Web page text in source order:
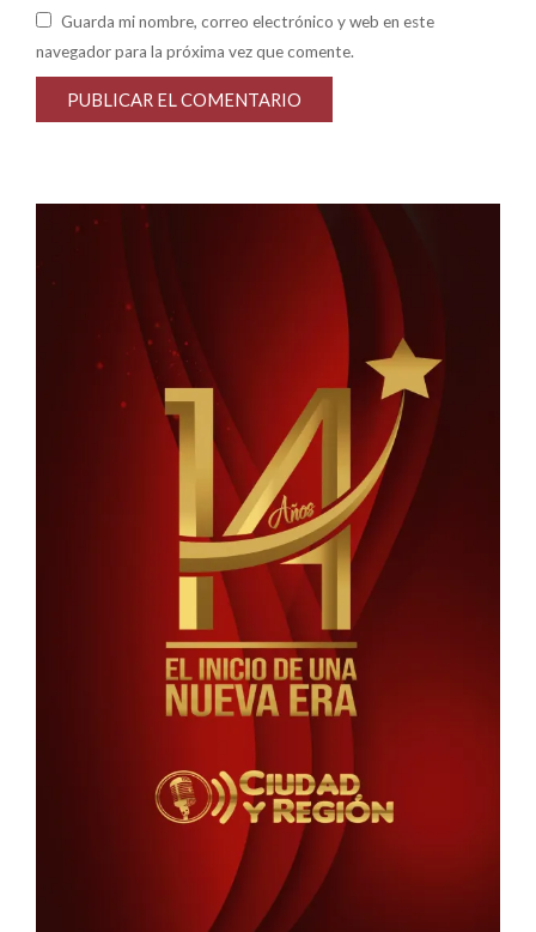
Guarda mi nombre, correo electrónico y web en este
navegador para la próxima vez que comente.